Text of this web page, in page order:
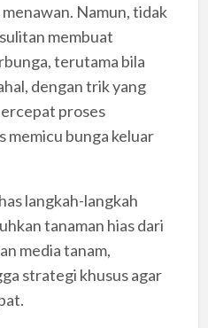
Namun, tidak
membuat
terutama bila
dengan trik yang
proses
memicu bunga keluar
langkah-langkah
tanaman hias dari
media tanam,
strategi khusus agar